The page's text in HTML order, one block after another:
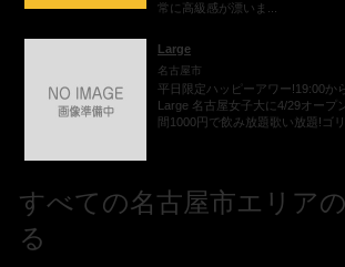
常に高級感が漂いま...
Large
名古屋市
平日限定ハッピーアワー!19:00か
Large 名古屋女子大に4/29オープ
間1000円で飲み放題歌い放題!ゴリ
すべての名古屋市エリア
る